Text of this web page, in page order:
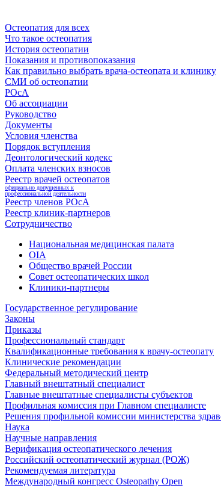
Остеопатия для всех
Что такое остеопатия
История остеопатии
Показания и противопоказания
Как правильно выбрать врача-остеопата и клинику
СМИ об остеопатии
РОсА
Об ассоциации
Руководство
Документы
Условия членства
Порядок вступления
Деонтологический кодекс
Оплата членских взносов
Реестр врачей остеопатов
официально допущенных к
профессиональной деятельности
Реестр членов РОсА
Реестр клиник-партнеров
Сотрудничество
Национальная медицинская палата
OIA
Общество врачей России
Совет остеопатических школ
Клиники-партнеры
Государственное регулирование
Законы
Приказы
Профессиональный стандарт
Квалификационные требования к врачу-остеопату
Клинические рекомендации
Федеральный методический центр
Главный внештатный специалист
Главные внештатные специалисты субъектов
Профильная комиссия при Главном специалисте
Решения профильной комиссии министерства
Наука
Научные направления
Верификация остеопатического лечения
Российский остеопатический журнал (РОЖ)
Рекомендуемая литература
Международный конгресс Osteopathy Open